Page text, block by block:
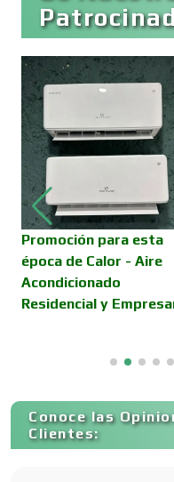
Cafeterías
Cajas de
Cámaras de
Camiones
Cancelería de
Capacitación
Carnicerías
Promoción para esta
época de Calor - Aire
Acondicionado
Residencial y
Conoce las
Clientes: